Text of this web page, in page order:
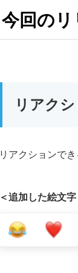
今回のリ
リアク
リアクションで
＜追加した絵文字